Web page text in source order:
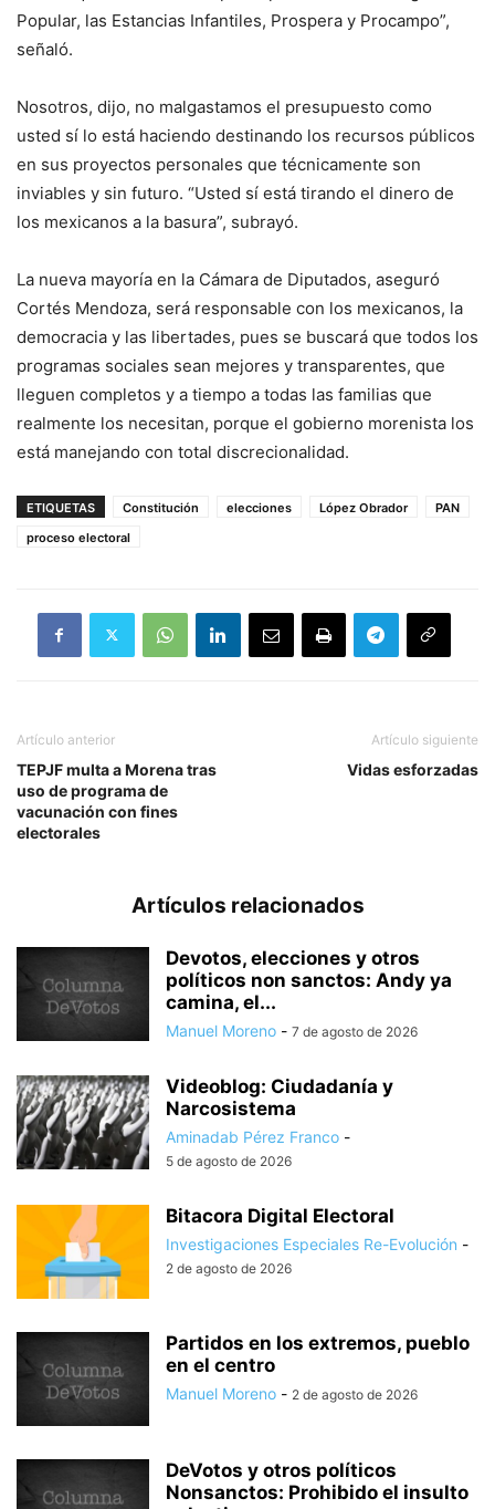
Popular, las Estancias Infantiles, Prospera y Procampo”,
señaló.
Nosotros, dijo, no malgastamos el presupuesto como
usted sí lo está haciendo destinando los recursos públicos
en sus proyectos personales que técnicamente son
inviables y sin futuro. “Usted sí está tirando el dinero de
los mexicanos a la basura”, subrayó.
La nueva mayoría en la Cámara de Diputados, aseguró
Cortés Mendoza, será responsable con los mexicanos, la
democracia y las libertades, pues se buscará que todos los
programas sociales sean mejores y transparentes, que
lleguen completos y a tiempo a todas las familias que
realmente los necesitan, porque el gobierno morenista los
está manejando con total discrecionalidad.
ETIQUETAS Constitución elecciones López Obrador
PAN
proceso electoral
Artículo anterior
TEPJF multa a Morena tras
uso de programa de
vacunación con fines
electorales
Artículo siguiente
Vidas esforzadas
Artículos relacionados
Devotos, elecciones y otros
políticos non sanctos: Andy ya
camina, el...
Manuel Moreno - 7 de agosto de 2026
Videoblog: Ciudadanía y
Narcosistema
Aminadab Pérez Franco -
5 de agosto de 2026
Bitacora Digital Electoral
Investigaciones Especiales Re-Evolución -
2 de agosto de 2026
Partidos en los extremos, pueblo
en el centro
Manuel Moreno - 2 de agosto de 2026
DeVotos y otros políticos
Nonsanctos: Prohibido el insulto